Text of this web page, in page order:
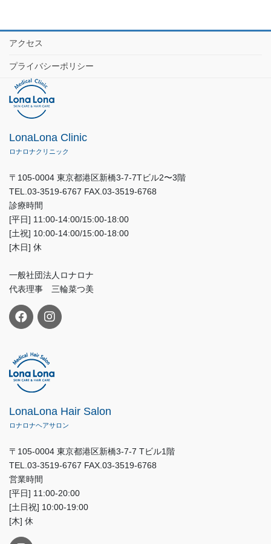
アクセス
プライバシーポリシー
LonaLona Clinic
ロナロナクリニック
〒105-0004 東京都港区新橋3-7-7Tビル2〜3階
TEL.03-3519-6767 FAX.03-3519-6768
診療時間
[平日] 11:00-14:00/15:00-18:00
[土祝] 10:00-14:00/15:00-18:00
[木日] 休
一般社団法人ロナロナ
代表理事 三輪菜つ美
LonaLona Hair Salon
ロナロナヘアサロン
〒105-0004 東京都港区新橋3-7-7 Tビル1階
TEL.03-3519-6767 FAX.03-3519-6768
営業時間
[平日] 11:00-20:00
[土日祝] 10:00-19:00
[木] 休